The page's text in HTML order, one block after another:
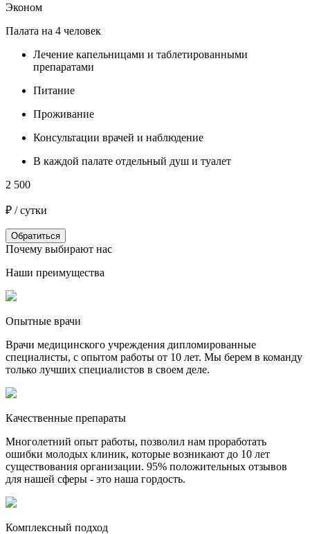
Эконом
Палата на 4 человек
Лечение капельницами и таблетированными
препаратами
Питание
Проживание
Консультации врачей и наблюдение
В каждой палате отдельный душ и туалет
2 500
₽ / сутки
Обратиться
Почему выбирают нас
Наши преимущества
Опытные врачи
Врачи медицинского учреждения дипломированные
специалисты, с опытом работы от 10 лет. Мы берем в команду
только лучших специалистов в своем деле.
Качественные препараты
Многолетний опыт работы, позволил нам проработать
ошибки молодых клиник, которые возникают до 10 лет
существования организации. 95% положительных отзывов
для нашей сферы - это наша гордость.
Комплексный подход